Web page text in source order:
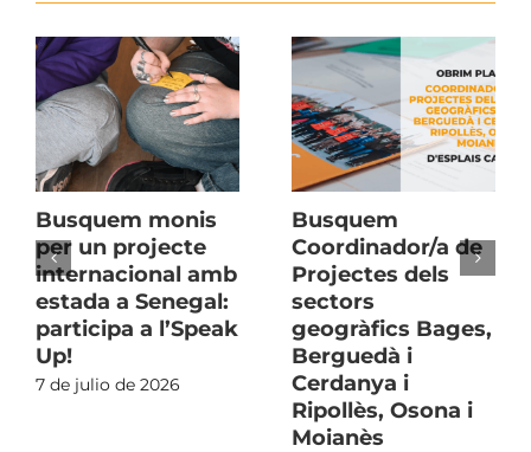
Busquem monis
per un projecte
internacional amb
estada a Senegal:
participa a l’Speak
Up!
7 de julio de 2026
Busquem
Coordinador/a de
Projectes dels
sectors
geogràfics Bages,
Berguedà i
Cerdanya i
Ripollès, Osona i
Moianès